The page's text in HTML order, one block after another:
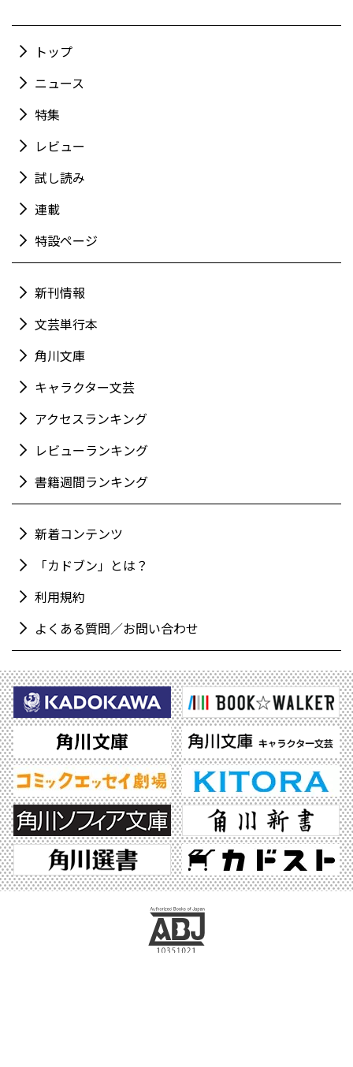
トップ
ニュース
特集
レビュー
試し読み
連載
特設ページ
新刊情報
文芸単行本
角川文庫
キャラクター文芸
アクセスランキング
レビューランキング
書籍週間ランキング
新着コンテンツ
「カドブン」とは？
利用規約
よくある質問／お問い合わせ